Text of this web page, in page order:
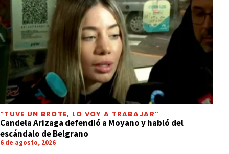
“TUVE UN BROTE, LO VOY A TRABAJAR”
Candela Arizaga defendió a Moyano y habló del
escándalo de Belgrano
6 de agosto, 2026